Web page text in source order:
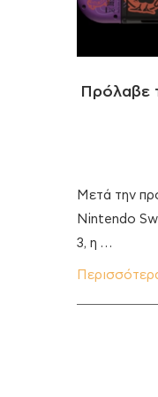
Πρόλαβε
Μετά την
Nintendo
3, η …